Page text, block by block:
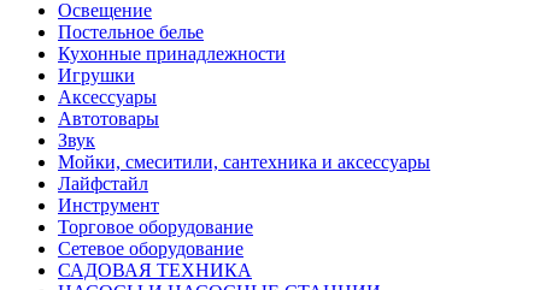
Освещение
Постельное белье
Кухонные принадлежности
Игрушки
Аксессуары
Автотовары
Звук
Мойки, смеситили, сантехника и аксессуары
Лайфстайл
Инструмент
Торговое оборудование
Сетевое оборудование
САДОВАЯ ТЕХНИКА